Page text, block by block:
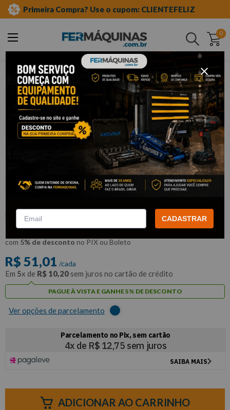
Primeira Compra? Use o cupom: CLIENTEFELIZ
0
Buscar
ferramentas manuais chave combinada
Chave Combinada 19 mm Cromada -
BETA BRASIL
BETA DO BRASIL
R$48,46
com 5% de desconto no PIX ou Boleto
R$ 51,01 /cada
Em 5x de R$ 10,20 sem juros no cartão de crédito
PAGUE À VISTA E GANHE 5% DE DESCONTO
Ver opções de parcelamento
ADICIONAR AO CARRINHO
CADASTRAR